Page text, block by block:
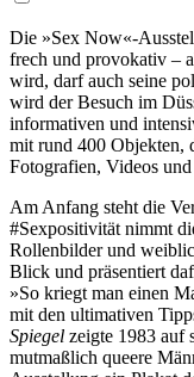
Die »Sex Now«-
frech und provokativ –
wird, darf auch seine
wird der Besuch im
informativen und
mit rund 400 Objekten,
Fotografien, Videos
Am Anfang steht die
#Sexpositivität nimmt
Rollenbilder und
Blick und präsentiert
»So kriegt man einen
mit den ultimativen
Spiegel zeigte 1983 auf
mutmaßlich queere